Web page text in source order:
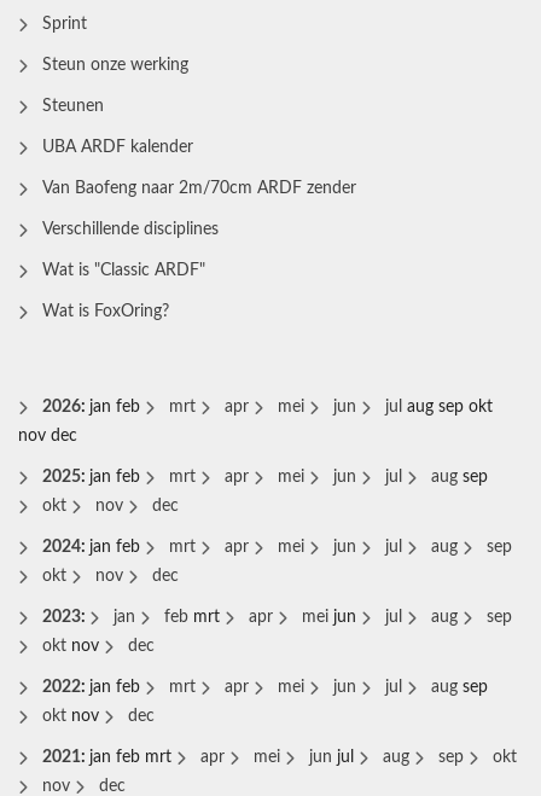
Sprint
Steun onze werking
Steunen
UBA ARDF kalender
Van Baofeng naar 2m/70cm ARDF zender
Verschillende disciplines
Wat is "Classic ARDF"
Wat is FoxOring?
2026: jan feb mrt apr mei jun jul aug sep okt
nov dec
2025: jan feb mrt apr mei jun jul aug sep
okt
nov dec
2024: jan feb mrt apr mei jun jul aug
sep
okt
nov dec
2023: jan feb mrt apr mei jun jul aug
sep
okt nov dec
2022: jan feb mrt apr mei jun jul aug sep
okt nov dec
2021: jan feb mrt apr mei jun jul aug sep
okt
nov
dec